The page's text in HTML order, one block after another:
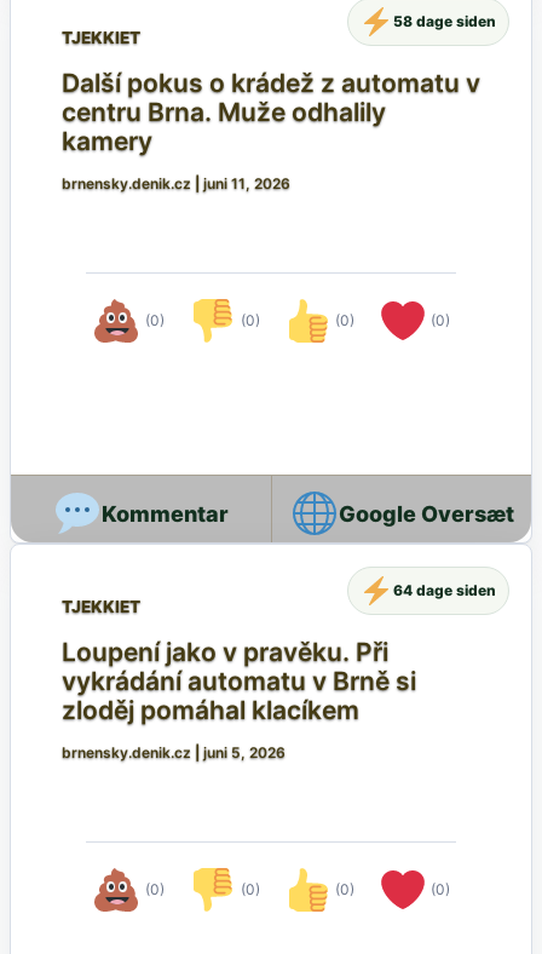
TJEKKIET
Další pokus o krádež z automatu v
centru Brna. Muže odhalily
kamery
brnensky.denik.cz juni 11, 2026
(0) (0) (0) (0)
58 dage siden
Google Oversæt
TJEKKIET
Loupení jako v pravěku. Při
vykrádání automatu v Brně si
zloděj pomáhal klacíkem
brnensky.denik.cz juni 5, 2026
(0) (0) (0) (0)
64 dage siden